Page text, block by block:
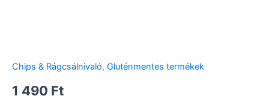
Chips & Rágcsálnivaló, Gluténmentes termékek
1 490 Ft